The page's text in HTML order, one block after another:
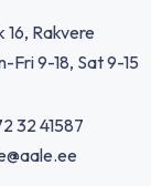
16, Rakvere
Fri 9-18, Sat 9-15
32 41587